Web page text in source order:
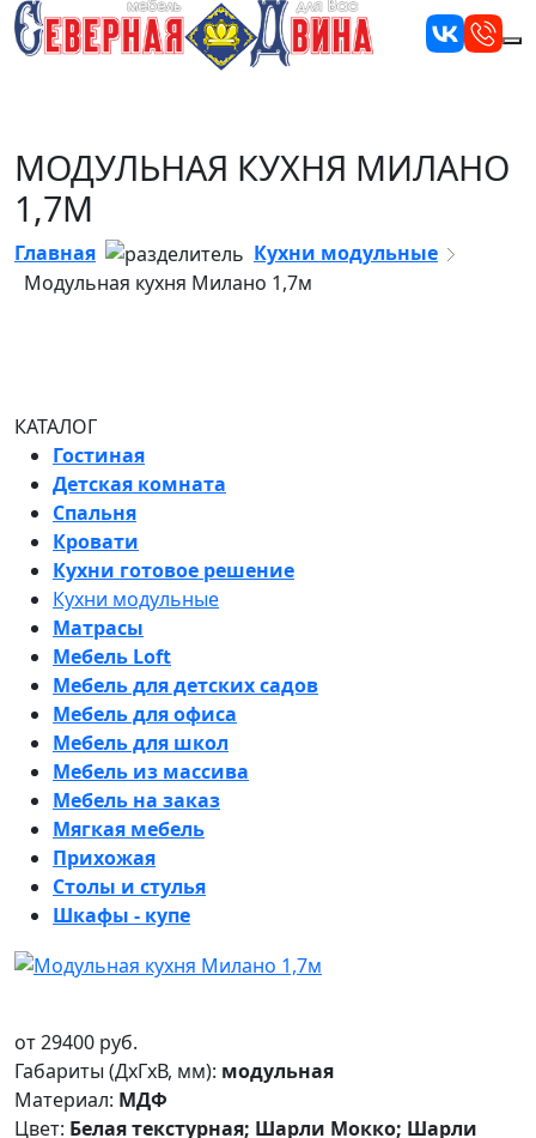
МОДУЛЬНАЯ КУХНЯ МИЛАНО
1,7М
Главная
Кухни модульные
Модульная кухня Милано 1,7м
КАТАЛОГ
Гостиная
Детская комната
Спальня
Кровати
Кухни готовое решение
Кухни модульные
Матрасы
Мебель Loft
Мебель для детских садов
Мебель для офиса
Мебель для школ
Мебель из массива
Мебель на заказ
Мягкая мебель
Прихожая
Столы и стулья
Шкафы - купе
от29400 руб.
Габариты (ДxГxВ, мм): модульная
Материал: МДФ
Цвет: Белая текстурная; Шарли Мокко; Шарли